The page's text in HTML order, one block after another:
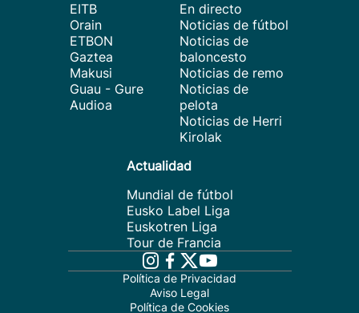
EITB
Orain
ETBON
Gaztea
Makusi
Guau - Gure
Audioa
En directo
Noticias de fútbol
Noticias de
baloncesto
Noticias de remo
Noticias de
pelota
Noticias de Herri
Kirolak
Actualidad
Mundial de fútbol
Eusko Label Liga
Euskotren Liga
Tour de Francia
Política de Privacidad
Aviso Legal
Política de Cookies